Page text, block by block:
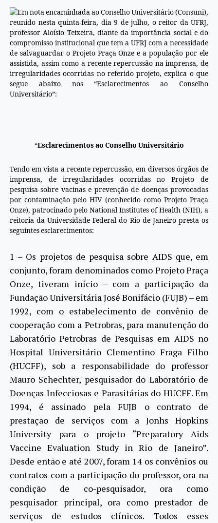
Em nota encaminhada ao Conselho Universitário (Consuni),
reunido nesta quinta-feira, dia 9 de julho, o reitor da UFRJ,
professor Aloísio Teixeira, diante da importância social e do
compromisso institucional que tem a UFRJ com a necessidade
de salvaguardar o Projeto Praça Onze e a população por ele
assistida, assim como a recente repercussão na imprensa, de
irregularidades ocorridas no referido projeto, explica o que
segue abaixo nos “Esclarecimentos ao Conselho
Universitário”:
“Esclarecimentos ao Conselho Universitário
Tendo em vista a recente repercussão, em diversos órgãos de
imprensa, de irregularidades ocorridas no Projeto de
pesquisa sobre vacinas e prevenção de doenças provocadas
por contaminação pelo HIV (conhecido como Projeto Praça
Onze), patrocinado pelo National Institutes of Health (NIH), a
reitoria da Universidade Federal do Rio de Janeiro presta os
seguintes esclarecimentos:
1 – Os projetos de pesquisa sobre AIDS que, em
conjunto, foram denominados como Projeto Praça
Onze, tiveram início – com a participação da
Fundação Universitária José Bonifácio (FUJB) – em
1992, com o estabelecimento de convênio de
cooperação com a Petrobras, para manutenção do
Laboratório Petrobras de Pesquisas em AIDS no
Hospital Universitário Clementino Fraga Filho
(HUCFF), sob a responsabilidade do professor
Mauro Schechter, pesquisador do Laboratório de
Doenças Infecciosas e Parasitárias do HUCFF. Em
1994, é assinado pela FUJB o contrato de
prestação de serviços com a Jonhs Hopkins
University para o projeto “Preparatory Aids
Vaccine Evaluation Study in Rio de Janeiro”.
Desde então e até 2007, foram 14 os convênios ou
contratos com a participação do professor, ora na
condição de co-pesquisador, ora como
pesquisador principal, ora como prestador de
serviços de estudos clínicos. Todos esses